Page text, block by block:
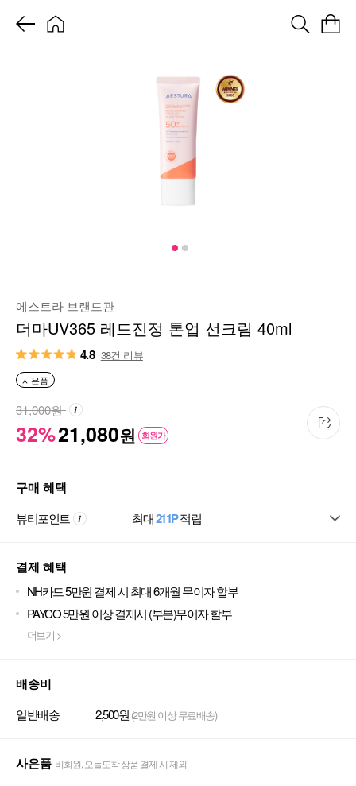
에스트라 브랜드관
더마UV365 레드진정 톤업 선크림 40ml
4.8 38건 리뷰
사은품
32%21,080원 회원가
31,000원
구매 혜택
뷰티포인트 최대211P적립
결제 혜택
NH카드 5만원 결제 시 최대 6개월 무이자 할부
PAYCO 5만원 이상 결제시 (부분)무이자 할부
더보기 >
배송비
일반배송 2,500원 (2만원 이상 무료배송)
사은품 비회원, 오늘도착 상품 결제 시 제외